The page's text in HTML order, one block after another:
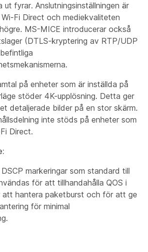
fyrar. Anslutningsinställningen är
Fi Direct och mediekvaliteten
MS-MICE introducerar också
(DTLS-kryptering av RTP/UDP
på enheter som är inställda på
stöder 4K-upplösning. Detta ger
detaljerade bilder på en stor skärm.
inte stöds på enheter som
Direct.
markeringar som standard till
för att tillhandahålla QOS i
att hantera paketburst och för att ge
för minimal